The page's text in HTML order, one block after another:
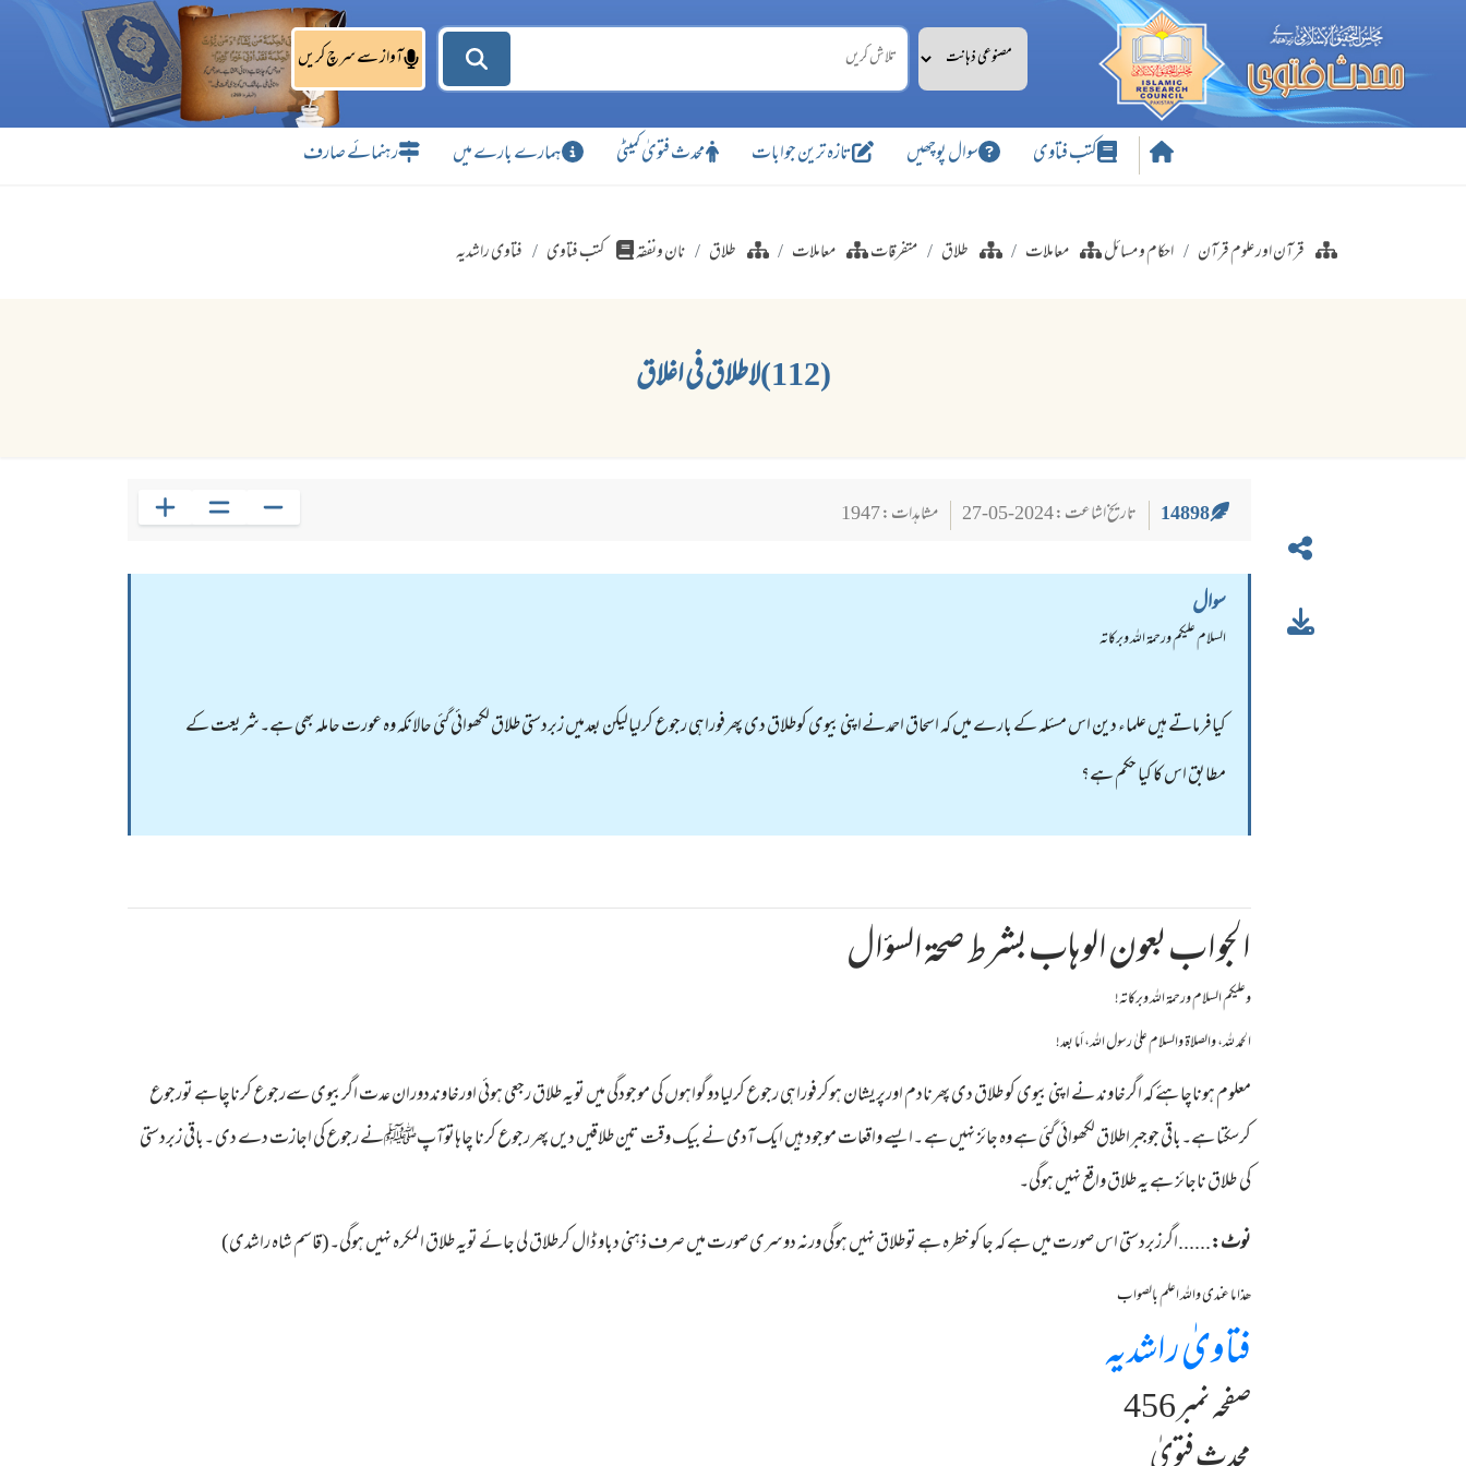
آواز سے سرچ کریں
کتب فتاوی سوال پوچھیں تازہ ترین جوابات محدث فتویٰ کمیٹی ہمارے بارے میں رہنمائے صارف
قرآن اور علوم قرآن احکام و مسائل معاملات طلاق متفرقات معاملات طلاق نان ونفقہ کتب فتاوی فتاوی راشدیہ
(112)لاطلاق فی اغلاق
14898 تاریخ اشاعت : 2024-05-27 مشاہدات : 1947
سوال
السلام عليكم ورحمة الله وبركاته
کیافرماتے ہیں علماء دین اس مسئلہ کے بارے میں کہ اسحاق احمدنےاپنی بیوی کوطلاق دی پھرفوراہی رجوع کرلیالیکن بعدمیں زبردستی طلاق لکھوائی گئی حالانکہ وہ عورت حاملہ بھی ہے۔شریعت کے
مطابق اس کا کیا حکم ہے؟
الجواب بعون الوهاب بشرط صحة السؤال
وعلیکم السلام ورحمة اللہ وبرکاته!
الحمد لله، والصلاة والسلام علىٰ رسول الله، أما بعد!
معلوم ہوناچاہئے کہ اگرخاوند نے اپنی بیوی کو طلاق دی پھرنادم اورپریشان ہوکرفوراہی رجوع کرلیادوگواہوں کی موجودگی میں تویہ طلاق رجعی ہوئی اورخاونددوران عدت اگربیوی سےرجوع کرناچاہے تورجوع
کرسکتا ہے۔باقی جوجبراطلاق لکھوائی گئی ہے وہ جائز نہیں ہے ۔ایسے واقعات موجود ہیں ایک آدمی نے بیک وقت تین طلاقیں دیں پھر رجوع کرنا چاہاتوآپﷺنے رجوع کی اجازت دے دی ۔باقی زبردستی
کی طلاق ناجائز ہے یہ طلاق واقع نہیں ہوگی۔
نوٹ:......اگرزبردستی اس صورت میں ہے کہ جا کو خطرہ ہے توطلاق نہیں ہوگی ورنہ دوسری صورت میں صرف ذہنی دباو ڈال کرطلاق لی جائے تویہ طلاق المکرہ نہیں ہوگی۔(قاسم شاہ راشدی)
ھذا ما عندی واللہ اعلم بالصواب
فتاویٰ راشدیہ
صفحہ نمبر 456